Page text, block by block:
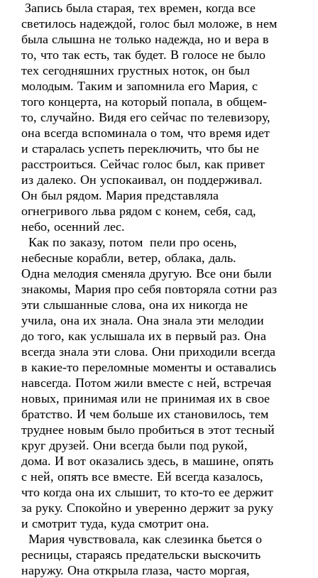
Запись была старая, тех времен, когда все
светилось надеждой, голос был моложе, в нем
была слышна не только надежда, но и вера в
то, что так есть, так будет. В голосе не было
тех сегодняшних грустных ноток, он был
молодым. Таким и запомнила его Мария, с
того концерта, на который попала, в общем-
то, случайно. Видя его сейчас по телевизору,
она всегда вспоминала о том, что время идет
и старалась успеть переключить, что бы не
расстроиться. Сейчас голос был, как привет
из далеко. Он успокаивал, он поддерживал.
Он был рядом. Мария представляла
огнегривого льва рядом с конем, себя, сад,
небо, осенний лес.
Как по заказу, потом пели про осень,
небесные корабли, ветер, облака, даль.
Одна мелодия сменяла другую. Все они были
знакомы, Мария про себя повторяла сотни раз
эти слышанные слова, она их никогда не
учила, она их знала. Она знала эти мелодии
до того, как услышала их в первый раз. Она
всегда знала эти слова. Они приходили всегда
в какие-то переломные моменты и оставались
навсегда. Потом жили вместе с ней, встречая
новых, принимая или не принимая их в свое
братство. И чем больше их становилось, тем
труднее новым было пробиться в этот тесный
круг друзей. Они всегда были под рукой,
дома. И вот оказались здесь, в машине, опять
с ней, опять все вместе. Ей всегда казалось,
что когда она их слышит, то кто-то ее держит
за руку. Спокойно и уверенно держит за руку
и смотрит туда, куда смотрит она.
Мария чувствовала, как слезинка бьется о
ресницы, стараясь предательски выскочить
наружу. Она открыла глаза, часто моргая,